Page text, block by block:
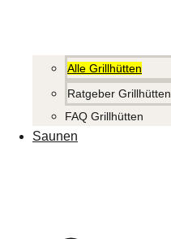
Alle Grillhütten
Ratgeber Grillhütten
FAQ Grillhütten
Saunen